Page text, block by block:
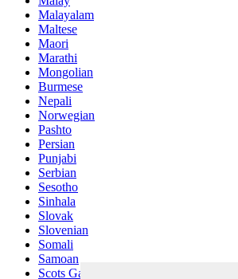
Malayalam
Maltese
Maori
Marathi
Mongolian
Burmese
Nepali
Norwegian
Pashto
Persian
Punjabi
Serbian
Sesotho
Sinhala
Slovak
Slovenian
Somali
Samoan
Scots Gaelic